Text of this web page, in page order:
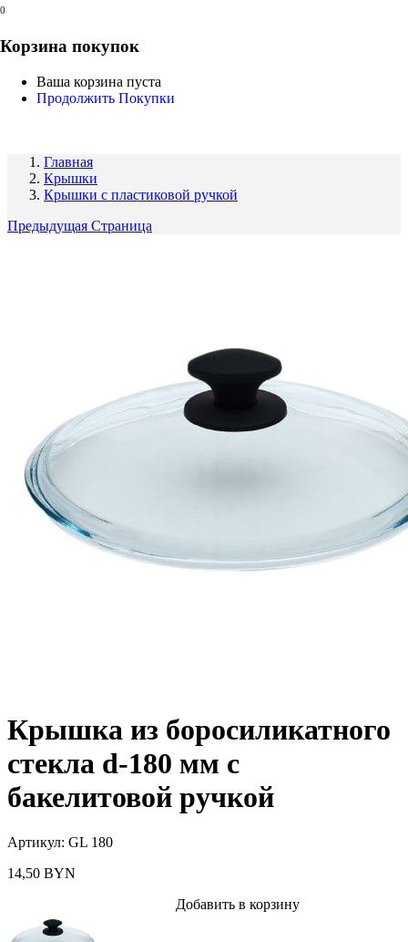
0
Корзина покупок
Ваша корзина пуста
Продолжить Покупки
Главная
Крышки
Крышки с пластиковой ручкой
Предыдущая Страница
Крышка из боросиликатного
стекла d-180 мм с
бакелитовой ручкой
Артикул: GL 180
14,50 BYN
Добавить в корзину